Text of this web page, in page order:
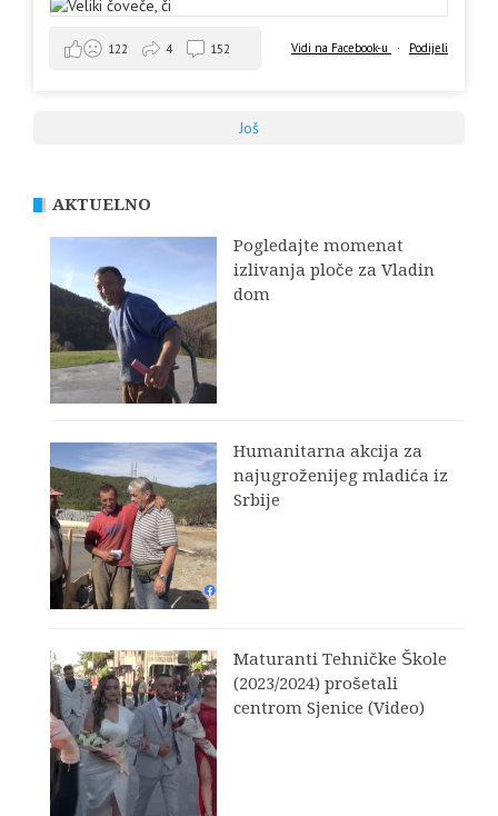
Vidi na Facebook-u · Podijeli
122 4 152
Još
AKTUELNO
Pogledajte momenat
izlivanja ploče za Vladin
dom
Humanitarna akcija za
najugroženijeg mladića iz
Srbije
Maturanti Tehničke Škole
(2023/2024) prošetali
centrom Sjenice (Video)